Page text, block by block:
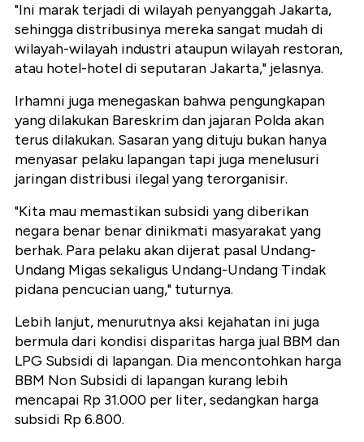
"Ini marak terjadi di wilayah penyanggah Jakarta,
sehingga distribusinya mereka sangat mudah di
wilayah-wilayah industri ataupun wilayah restoran,
atau hotel-hotel di seputaran Jakarta," jelasnya.
Irhamni juga menegaskan bahwa pengungkapan
yang dilakukan Bareskrim dan jajaran Polda akan
terus dilakukan. Sasaran yang dituju bukan hanya
menyasar pelaku lapangan tapi juga menelusuri
jaringan distribusi ilegal yang terorganisir.
"Kita mau memastikan subsidi yang diberikan
negara benar benar dinikmati masyarakat yang
berhak. Para pelaku akan dijerat pasal Undang-
Undang Migas sekaligus Undang-Undang Tindak
pidana pencucian uang," tuturnya.
Lebih lanjut, menurutnya aksi kejahatan ini juga
bermula dari kondisi disparitas harga jual BBM dan
LPG Subsidi di lapangan. Dia mencontohkan harga
BBM Non Subsidi di lapangan kurang lebih
mencapai Rp 31.000 per liter, sedangkan harga
subsidi Rp 6.800.